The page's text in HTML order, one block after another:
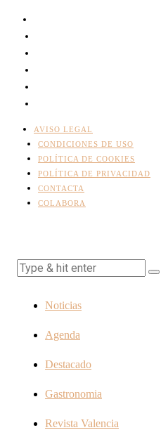
AVISO LEGAL
CONDICIONES DE USO
POLÍTICA DE COOKIES
POLÍTICA DE PRIVACIDAD
CONTACTA
COLABORA
Noticias
Agenda
Destacado
Gastronomia
Revista Valencia